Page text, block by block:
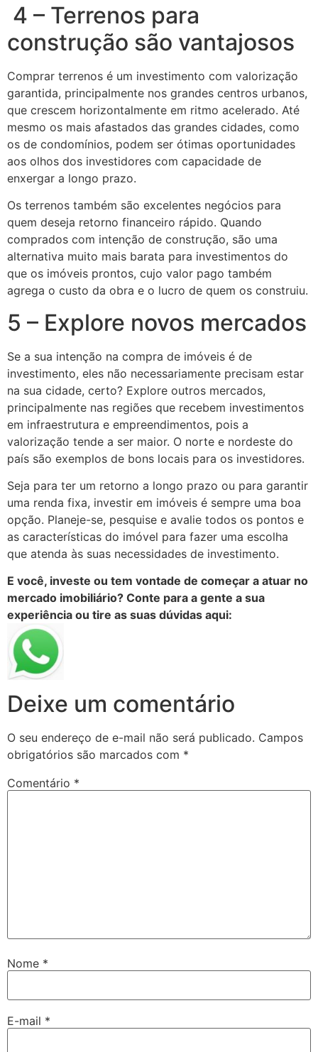
4 – Terrenos para
construção são vantajosos
Comprar terrenos é um investimento com valorização
garantida, principalmente nos grandes centros urbanos,
que crescem horizontalmente em ritmo acelerado. Até
mesmo os mais afastados das grandes cidades, como
os de condomínios, podem ser ótimas oportunidades
aos olhos dos investidores com capacidade de
enxergar a longo prazo.
Os terrenos também são excelentes negócios para
quem deseja retorno financeiro rápido. Quando
comprados com intenção de construção, são uma
alternativa muito mais barata para investimentos do
que os imóveis prontos, cujo valor pago também
agrega o custo da obra e o lucro de quem os construiu.
5 – Explore novos mercados
Se a sua intenção na compra de imóveis é de
investimento, eles não necessariamente precisam estar
na sua cidade, certo? Explore outros mercados,
principalmente nas regiões que recebem investimentos
em infraestrutura e empreendimentos, pois a
valorização tende a ser maior. O norte e nordeste do
país são exemplos de bons locais para os investidores.
Seja para ter um retorno a longo prazo ou para garantir
uma renda fixa, investir em imóveis é sempre uma boa
opção. Planeje-se, pesquise e avalie todos os pontos e
as características do imóvel para fazer uma escolha
que atenda às suas necessidades de investimento.
E você, investe ou tem vontade de começar a atuar no
mercado imobiliário? Conte para a gente a sua
experiência ou tire as suas dúvidas aqui:
Deixe um comentário
O seu endereço de e-mail não será publicado. Campos
obrigatórios são marcados com *
Comentário *
Nome *
E-mail *